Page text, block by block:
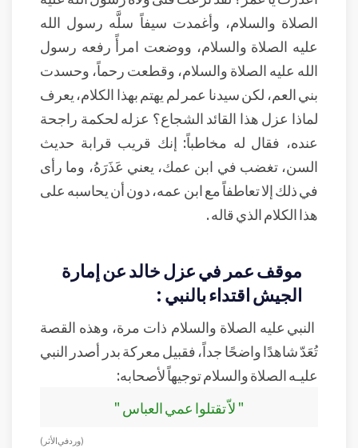
الصلاة والسلام، وأغمدت سيفاً سلَّه رسول الله
عليه الصلاة والسلام، ووضعت امرأً رفعه رسول
الله عليه الصلاة والسلام، وقطعت رحماً، وحسدت
بني العم، لكن سيدنا عمر لم يهتم بهذا الكلام، يعرف
لماذا عزل هذا القائد الشجاع؟ عزله لحكمة راجحة
عنده، فقال له مخاطباً: إنك قريب قرابة حديث
السن، تغضب في ابن عمك، يعني عَذَرَهُ، وما رأى
في ذلك إلا تعاطفاً مع ابن عمه، دون أن يحاسبه على
هذا الكلام الذي قاله .
موقف عمر في عزل خالد عن إمارة
الجيش اقتداء بالنبي :
النبي عليه الصلاة والسلام ذات مرة، وهذه القصة
تُعَدّ شاهدًا واضحًا جداً، فقبيل معركة بدر أصدر النبي
عليـه الصلاة والسلام توجيهاً لأصحابه:
" لاّ تقتلوا عمي العباس "
( ورد في الأثر)